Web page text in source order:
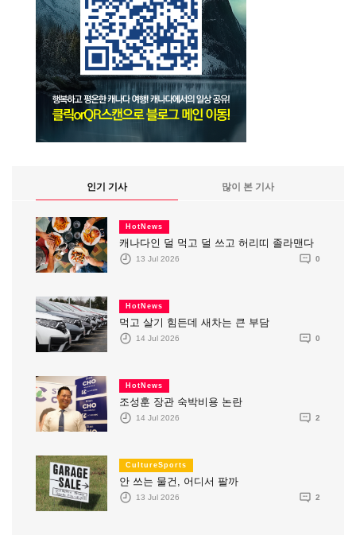
인기 기사 많이 본 기사
HotNews
캐나다인 덜 먹고 덜 쓰고 허리띠 졸라맨다
13 Jul 2026 0
HotNews
먹고 살기 힘든데 새차는 큰 부담
14 Jul 2026 0
HotNews
조성훈 장관 숙박비용 논란
14 Jul 2026 2
CultureSports
안 쓰는 물건, 어디서 팔까
13 Jul 2026 2